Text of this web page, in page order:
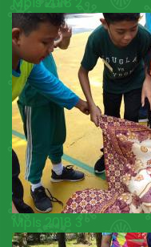
Mpls 2018 3